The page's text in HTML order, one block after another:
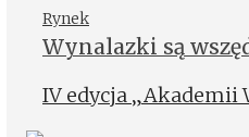
Rynek
Wynalazki są
IV edycja „Akademii